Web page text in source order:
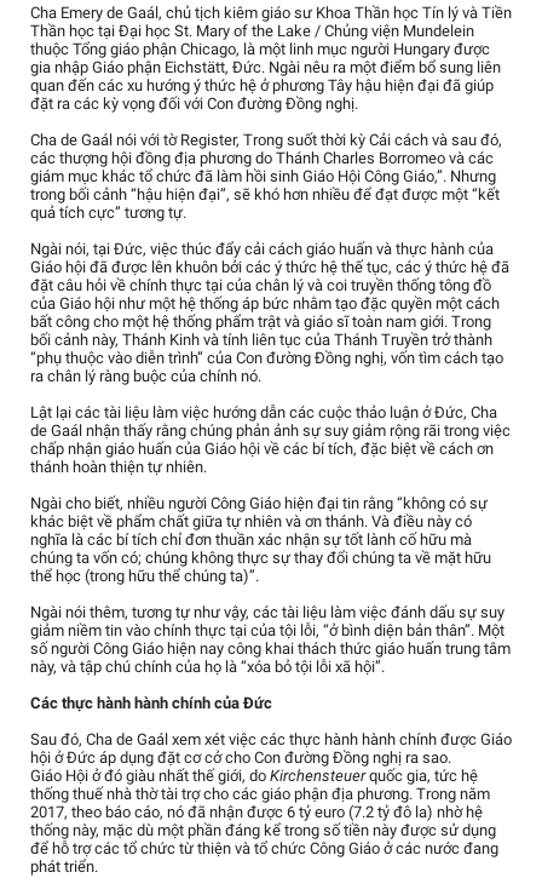
Cha Emery de Gaál, chủ tịch kiêm giáo sư Khoa Thần học Tín lý và Tiền
Thần học tại Đại học St. Mary of the Lake / Chủng viện Mundelein
thuộc Tổng giáo phận Chicago, là một linh mục người Hungary được
gia nhập Giáo phận Eichstätt, Đức. Ngài nêu ra một điểm bổ sung liên
quan đến các xu hướng ý thức hệ ở phương Tây hậu hiện đại đã giúp
đặt ra các kỳ vọng đối với Con đường Đồng nghị.
Cha de Gaál nói với tờ Register, Trong suốt thời kỳ Cải cách và sau đó,
các thượng hội đồng địa phương do Thánh Charles Borromeo và các
giám mục khác tổ chức đã làm hồi sinh Giáo Hội Công Giáo,”. Nhưng
trong bối cảnh “hậu hiện đại”, sẽ khó hơn nhiều để đạt được một “kết
quả tích cực” tương tự.
Ngài nói, tại Đức, việc thúc đẩy cải cách giáo huấn và thực hành của
Giáo hội đã được lên khuôn bởi các ý thức hệ thế tục, các ý thức hệ đã
đặt câu hỏi về chính thực tại của chân lý và coi truyền thống tông đồ
của Giáo hội như một hệ thống áp bức nhằm tạo đặc quyền một cách
bất công cho một hệ thống phẩm trật và giáo sĩ toàn nam giới. Trong
bối cảnh này, Thánh Kinh và tính liên tục của Thánh Truyền trở thành
“phụ thuộc vào diễn trình” của Con đường Đồng nghị, vốn tìm cách tạo
ra chân lý ràng buộc của chính nó.
Lật lại các tài liệu làm việc hướng dẫn các cuộc thảo luận ở Đức, Cha
de Gaál nhận thấy rằng chúng phản ảnh sự suy giảm rộng rãi trong việc
chấp nhận giáo huấn của Giáo hội về các bí tích, đặc biệt về cách ơn
thánh hoàn thiện tự nhiên.
Ngài cho biết, nhiều người Công Giáo hiện đại tin rằng “không có sự
khác biệt về phẩm chất giữa tự nhiên và ơn thánh. Và điều này có
nghĩa là các bí tích chỉ đơn thuần xác nhận sự tốt lành cố hữu mà
chúng ta vốn có; chúng không thực sự thay đổi chúng ta về mặt hữu
thể học (trong hữu thể chúng ta)”.
Ngài nói thêm, tương tự như vậy, các tài liệu làm việc đánh dấu sự suy
giảm niềm tin vào chính thực tại của tội lỗi, “ở bình diện bản thân”. Một
số người Công Giáo hiện nay công khai thách thức giáo huấn trung tâm
này, và tập chú chính của họ là “xóa bỏ tội lỗi xã hội”.
Các thực hành hành chính của Đức
Sau đó, Cha de Gaál xem xét việc các thực hành hành chính được Giáo
hội ở Đức áp dụng đặt cơ cở cho Con đường Đồng nghị ra sao.
Giáo Hội ở đó giàu nhất thế giới, do Kirchensteuerquốc gia, tức hệ
thống thuế nhà thờ tài trợ cho các giáo phận địa phương. Trong năm
2017, theo báo cáo, nó đã nhận được 6 tỷ euro (7.2 tỷ đô la) nhờ hệ
thống này, mặc dù một phần đáng kể trong số tiền này được sử dụng
để hỗ trợ các tổ chức từ thiện và tổ chức Công Giáo ở các nước đang
phát triển.